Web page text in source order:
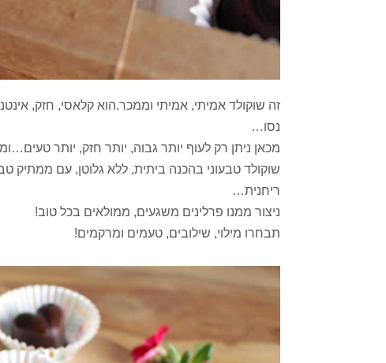
זה שוקולד אמיתי, אמיתי וממכר.הוא קלאסי, חזק,
נסו…
מכאן ניתן רק לעוף יותר גבוה, יותר חזק, יותר
שוקולד טבעוני בהכנה ביתית, ללא גלוטן, עם
ריחנית…
ניצור ממנו פרלינים משגעים, ממולאים בכל טוב!
תבחרו מילוי, שילובים, טעמים ומרקמים!